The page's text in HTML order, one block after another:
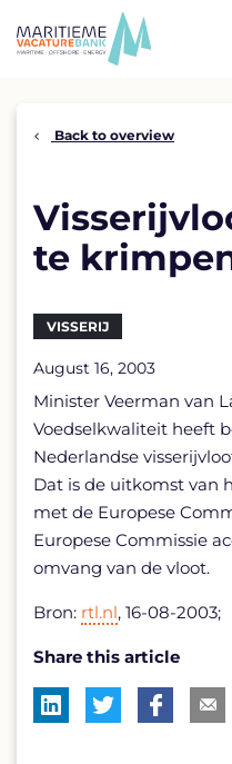
Back to overview
te
VISSERIJ
August 16, 2003
Minister Veerman van
Voedselkwaliteit heeft
Nederlandse
Dat is de uitkomst van
met de Europese
Europese Commissie
omvang van de vloot.
Bron: rtl.nl, 16-08-2003;
Share this article